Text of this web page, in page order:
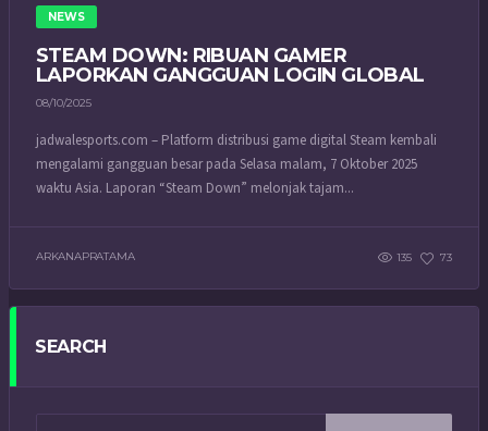
NEWS
STEAM DOWN: RIBUAN GAMER
LAPORKAN GANGGUAN LOGIN GLOBAL
08/10/2025
jadwalesports.com – Platform distribusi game digital Steam kembali
mengalami gangguan besar pada Selasa malam, 7 Oktober 2025
waktu Asia. Laporan “Steam Down” melonjak tajam...
ARKANAPRATAMA 135 73
SEARCH